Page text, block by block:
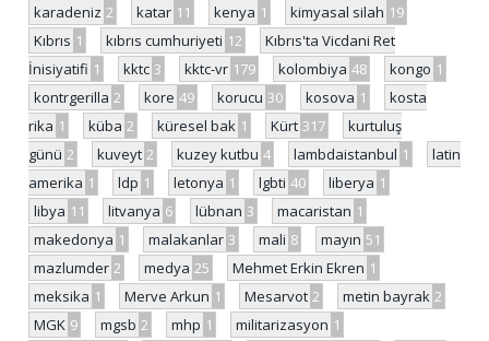
karadeniz 2 katar 11 kenya 1 kimyasal silah 19
Kıbrıs 1 kıbrıs cumhuriyeti 12
Kıbrıs'ta Vicdani Ret
İnisiyatifi 1 kktc 3 kktc-vr 179 kolombiya 48 kongo 1
kontrgerilla 2 kore 49 korucu 30 kosova 1
kosta
rika 1 küba 2 küresel bak 1 Kürt 317
kurtuluş
günü 2 kuveyt 2 kuzey kutbu 4 lambdaistanbul 1
latin
amerika 1 ldp 1 letonya 1 lgbti 40 liberya 1
libya 11 litvanya 6 lübnan 3 macaristan 1
makedonya 1 malakanlar 3 mali 8 mayın 51
mazlumder 2 medya 25 Mehmet Erkin Ekren 1
meksika 1 Merve Arkun 1 Mesarvot 2 metin bayrak 2
MGK 9 mgsb 2 mhp 1 militarizasyon 1